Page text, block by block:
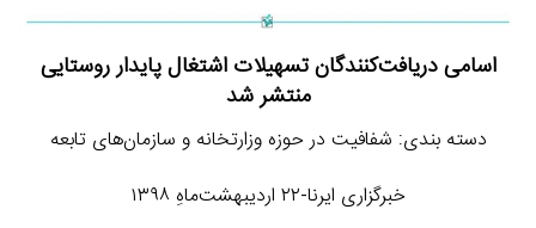
اسامی دریافت‌کنندگان تسهیلات اشتغال پایدار روستایی
منتشر شد
دسته بندی: شفافیت در حوزه وزارتخانه و سازمان‌های تابعه
خبرگزاری ایرنا-۲۲ اردیبهشت‌ماهِ ۱۳۹۸